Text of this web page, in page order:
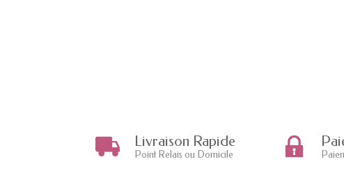
Livraison Rapide
Point Relais ou Domicile